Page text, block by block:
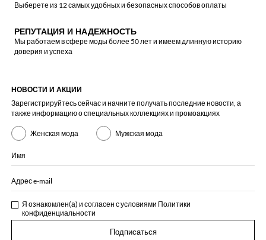
Выберете из 12 самых удобных и безопасных способов оплаты
РЕПУТАЦИЯ И НАДЕЖНОСТЬ
Мы работаем в сфере моды более 50 лет и имеем длинную историю
доверия и успеха
НОВОСТИ И АКЦИИ
Зарегистрируйтесь сейчас и начните получать последние новости, а
также информацию о специальных коллекциях и промоакциях
Женская мода Мужская мода
Имя
Адрес e-mail
Я ознакомлен(а) и согласен с условиями Политики
конфиденциальности
Подписаться